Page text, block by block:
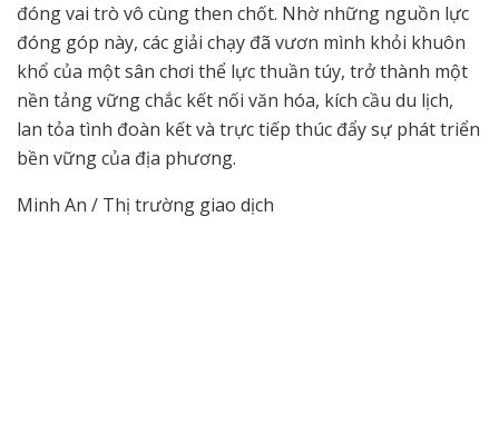
đóng vai trò vô cùng then chốt. Nhờ những nguồn lực
đóng góp này, các giải chạy đã vươn mình khỏi khuôn
khổ của một sân chơi thể lực thuần túy, trở thành một
nền tảng vững chắc kết nối văn hóa, kích cầu du lịch,
lan tỏa tình đoàn kết và trực tiếp thúc đẩy sự phát triển
bền vững của địa phương.
Minh An / Thị trường giao dịch